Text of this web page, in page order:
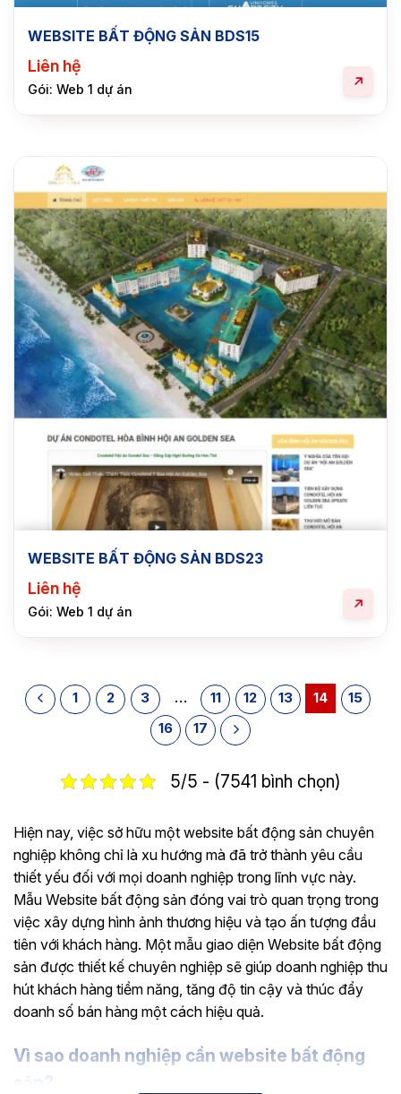
WEBSITE BẤT ĐỘNG SẢN BDS15
Liên hệ
Gói: Web 1 dự án
WEBSITE BẤT ĐỘNG SẢN BDS23
Liên hệ
Gói: Web 1 dự án
1 2 3 … 11 12 13 14
15
16
17
5/5 - (7541 bình chọn)
Hiện nay, việc sở hữu một website bất động sản chuyên
nghiệp không chỉ là xu hướng mà đã trở thành yêu cầu
thiết yếu đối với mọi doanh nghiệp trong lĩnh vực này.
Mẫu Website bất động sản đóng vai trò quan trọng trong
việc xây dựng hình ảnh thương hiệu và tạo ấn tượng đầu
tiên với khách hàng. Một mẫu giao diện Website bất động
sản được thiết kế chuyên nghiệp sẽ giúp doanh nghiệp thu
hút khách hàng tiềm năng, tăng độ tin cậy và thúc đẩy
doanh số bán hàng một cách hiệu quả.
Vì sao doanh nghiệp cần website bất động
sản?